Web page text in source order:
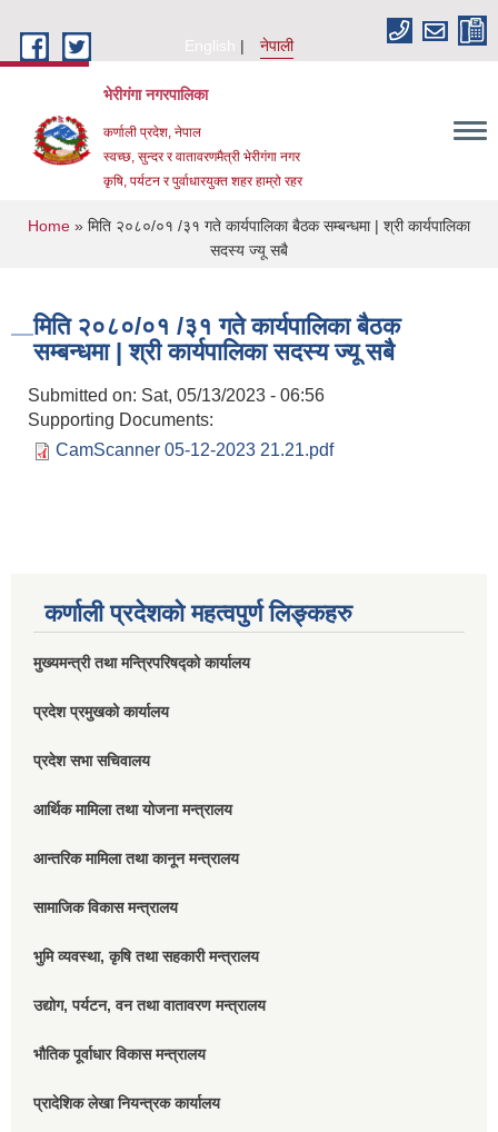
English
नेपाली
भेरीगंगा नगरपालिका
कर्णाली प्रदेश, नेपाल
स्वच्छ, सुन्दर र वातावरणमैत्री भेरीगंगा नगर
कृषि, पर्यटन र पुर्वाधारयुक्त शहर हाम्रो रहर
You are here
Home » मिति २०८०/०१ /३१ गते कार्यपालिका बैठक सम्बन्धमा | श्री कार्यपालिका
सदस्य ज्यू सबै
मिति २०८०/०१ /३१ गते कार्यपालिका बैठक
सम्बन्धमा | श्री कार्यपालिका सदस्य ज्यू सबै
Submitted on: Sat, 05/13/2023 - 06:56
Supporting Documents:
CamScanner 05-12-2023 21.21.pdf
कर्णाली प्रदेशको महत्वपुर्ण लिङ्कहरु
मुख्यमन्त्री तथा मन्त्रिपरिषद्को कार्यालय
प्रदेश प्रमुखको कार्यालय
प्रदेश सभा सचिवालय
आर्थिक मामिला तथा योजना मन्त्रालय
आन्तरिक मामिला तथा कानून मन्त्रालय
सामाजिक विकास मन्त्रालय
भुमि व्यवस्था, कृषि तथा सहकारी मन्त्रालय
उद्योग, पर्यटन, वन तथा वातावरण मन्त्रालय
भौतिक पूर्वाधार विकास मन्त्रालय
प्रादेशिक लेखा नियन्त्रक कार्यालय